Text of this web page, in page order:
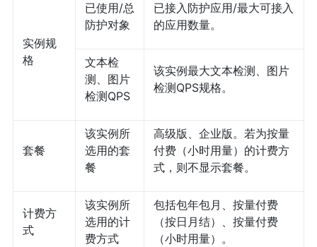
实例规
格
已使用/总
防护对象
已接入防护应用/最大可接入
的应用数量。
文本检
测、图片
检测QPS
该实例最大文本检测、图片
检测QPS规格。
套餐
该实例所
选用的套
餐
高级版、企业版。若为按量
付费（小时用量）的计费方
式，则不显示套餐。
计费方
式
该实例所
选用的计
费方式
包括包年包月、按量付费
（按日月结）、按量付费
（小时用量）。